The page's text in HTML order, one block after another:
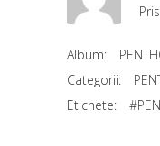
Album:
Categorii:
Etichete: